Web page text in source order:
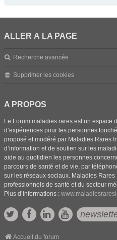
ALLER À LA PAGE
Recherche avancée
Supprimer les cookies
A PROPOS
Le Forum maladies rares est un espace
d’expériences pour les personnes
proposé et modéré par Maladies Rares
d’information et de soutien sur les
aide au quotidien les personnes
parcours de santé et de vie, par
sur les réseaux sociaux. Maladies
professionnels de santé et du secteur
Plus d’informations :
Accueil du forum